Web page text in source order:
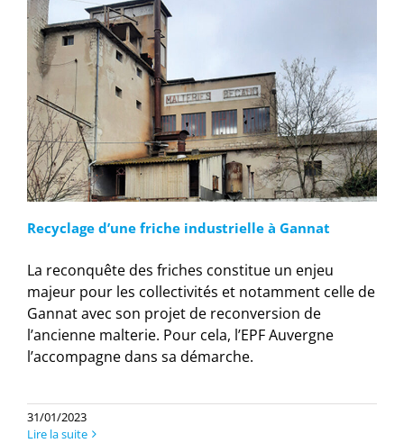
Recyclage d’une friche industrielle à Gannat
La reconquête des friches constitue un enjeu
majeur pour les collectivités et notamment celle de
Gannat avec son projet de reconversion de
l’ancienne malterie. Pour cela, l’EPF Auvergne
l’accompagne dans sa démarche.
31/01/2023
Lire la suite